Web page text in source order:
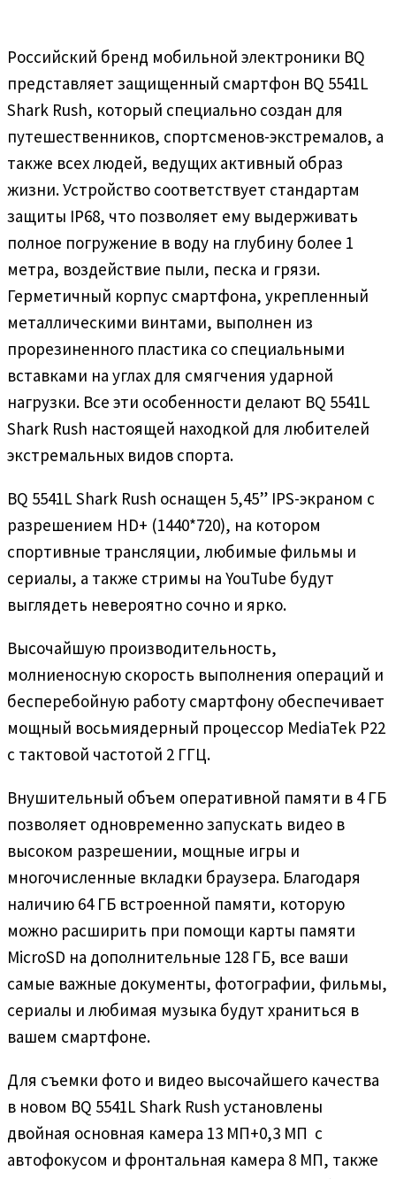
Российский бренд мобильной электроники BQ
представляет защищенный смартфон BQ 5541L
Shark Rush, который специально создан для
путешественников, спортсменов-экстремалов, а
также всех людей, ведущих активный образ
жизни. Устройство соответствует стандартам
защиты IP68, что позволяет ему выдерживать
полное погружение в воду на глубину более 1
метра, воздействие пыли, песка и грязи.
Герметичный корпус смартфона, укрепленный
металлическими винтами, выполнен из
прорезиненного пластика со специальными
вставками на углах для смягчения ударной
нагрузки. Все эти особенности делают BQ 5541L
Shark Rush настоящей находкой для любителей
экстремальных видов спорта.
BQ 5541L Shark Rush оснащен 5,45” IPS-экраном с
разрешением HD+ (1440*720), на котором
спортивные трансляции, любимые фильмы и
сериалы, а также стримы на YouTube будут
выглядеть невероятно сочно и ярко.
Высочайшую производительность,
молниеносную скорость выполнения операций и
бесперебойную работу смартфону обеспечивает
мощный восьмиядерный процессор MediaTek P22
с тактовой частотой 2 ГГЦ.
Внушительный объем оперативной памяти в 4 ГБ
позволяет одновременно запускать видео в
высоком разрешении, мощные игры и
многочисленные вкладки браузера. Благодаря
наличию 64 ГБ встроенной памяти, которую
можно расширить при помощи карты памяти
MicroSD на дополнительные 128 ГБ, все ваши
самые важные документы, фотографии, фильмы,
сериалы и любимая музыка будут храниться в
вашем смартфоне.
Для съемки фото и видео высочайшего качества
в новом BQ 5541L Shark Rush установлены
двойная основная камера 13 МП+0,3 МП с
автофокусом и фронтальная камера 8 МП, также